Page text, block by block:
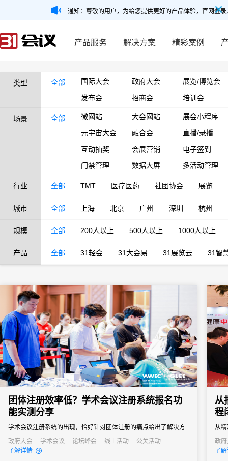
通知：尊敬的用户，为给您提供更好的产品体验，官网登
产品服务 解决方案 精彩案例
类型 全部 国际大会 政府大会
展览/博览会
发布会
招商会 培训会
场景 全部 微网站 大会网站
展会小程序
元宇宙大会
融合会
直播/录播
互动抽奖
会展营销
电子签到
门禁管理
数据大屏 多活动管理
行业 全部 TMT 医疗医药 社团协会 展览
城市 全部 上海 北京 广州 深圳 杭州
规模 全部 200人以上 500人以上 1000人以上
产品 全部 31轻会 31大会易 31展览云 31智
团体注册效率低？学术会议注册系统报名功
能实测分享
学术会议注册系统的出现，恰好针对团体注册的痛点给出了解决方
案。“批量导入+自主报名”的模式，让不同需求的团体都能找到高效
的注册方式。
政府大会 学术会议 论坛峰会 线上活动
公关活动
发布会
培训会
了解详情
从
程
从
终
方
政
发
了